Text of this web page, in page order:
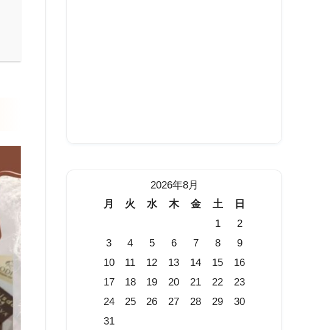
2026年8月
月
火 水 木 金 土
日
1
2
3
4 5 6 7 8
9
10
11 12 13 14 15
16
17
18 19 20 21 22
23
24
25 26 27 28 29
30
31